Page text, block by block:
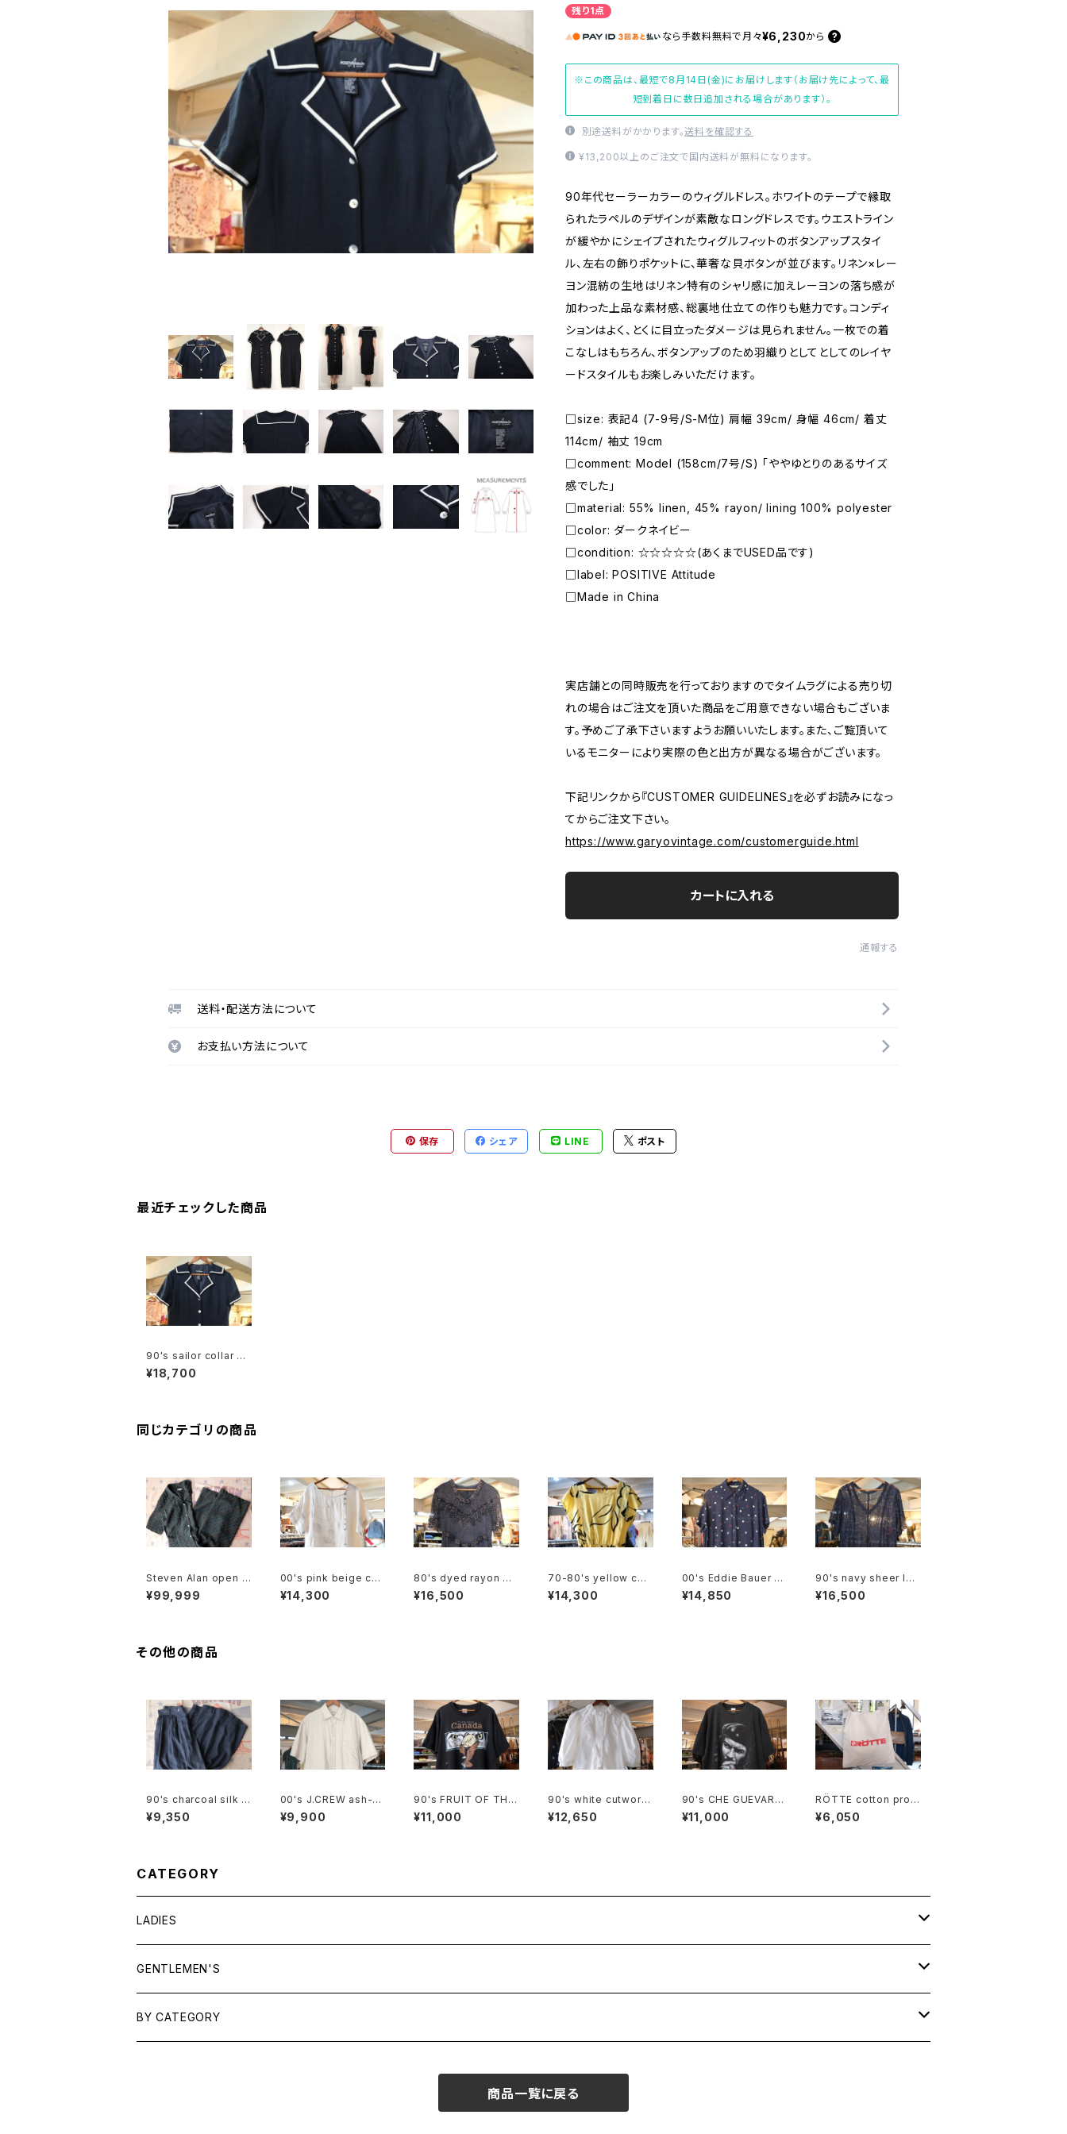
残り1点
なら 手数料無料で 月々¥6,230から
※この商品は、最短で8月14日(金)にお届けします（お届け先によって、最
短到着日に数日追加される場合があります）。
別途送料がかかります。送料を確認する
¥13,200以上のご注文で国内送料が無料になります。
90年代セーラーカラーのウィグルドレス。ホワイトのテープで縁取
られたラペルのデザインが素敵なロングドレスです。ウエストライン
が緩やかにシェイプされたウィグルフィットのボタンアップスタイ
ル、左右の飾りポケットに、華奢な貝ボタンが並びます。リネン×レー
ヨン混紡の生地はリネン特有のシャリ感に加えレーヨンの落ち感が
加わった上品な素材感、総裏地仕立ての作りも魅力です。コンディ
ションはよく、とくに目立ったダメージは見られません。一枚での着
こなしはもちろん、ボタンアップのため羽織りとしてとしてのレイヤ
ードスタイルもお楽しみいただけます。
□size: 表記4 (7-9号/S-M位) 肩幅 39cm/ 身幅 46cm/ 着丈
114cm/ 袖丈 19cm
□comment: Model (158cm/7号/S) 「ややゆとりのあるサイズ
感でした」
□material: 55% linen, 45% rayon/ lining 100% polyester
□color: ダークネイビー
□condition: ☆☆☆☆☆(あくまでUSED品です)
□label: POSITIVE Attitude
□Made in China
実店舗との同時販売を行っておりますのでタイムラグによる売り切
れの場合はご注文を頂いた商品をご用意できない場合もございま
す。予めご了承下さいますようお願いいたします。また、ご覧頂いて
いるモニターにより実際の色と出方が異なる場合がございます。
下記リンクから『CUSTOMER GUIDELINES』を必ずお読みになっ
てからご注文下さい。
https://www.garyovintage.com/customerguide.html
カートに入れる
通報する
送料・配送方法について
お支払い方法について
保存 シェア LINE ポスト
最近チェックした商品
90's sailor collar wi
ggle Dress
¥18,700
同じカテゴリの商品
Steven Alan open c
ollared Jumpsuit "g
reen"
¥99,999
00's pink beige cha
in stitched linen pul
lover Dress
¥14,300
80's dyed rayon me
sh sleeve long Dre
ss
¥16,500
70-80's yellow cott
on french sleeve bl
ouse Dress
¥14,300
00's Eddie Bauer b
ubble dot rayon shi
rt maxi Dress
¥14,850
90's navy sheer lac
y long Dress
¥16,500
その他の商品
90's charcoal silk c
ulotte Pants
¥9,350
00's J.CREW ash-b
eige linen Shirt
¥9,900
90's FRUIT OF THE
LOOM eagle printe
d Tee "Made in CA
¥11,000
90's white cutwork
lace trimmed cotto
n Blouse
¥12,650
90's CHE GUEVARA
fade-black cotton
photo print Tee
¥11,000
RÖTTE cotton prom
otional shoulder Ba
g
¥6,050
CATEGORY
LADIES
TOPS
SHIRTS
OUTERWEAR
GENTLEMEN'S
TOPS
BY CATEGORY
商品一覧に戻る